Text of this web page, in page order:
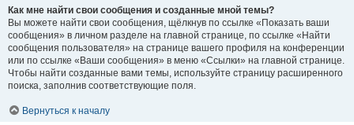
Как мне найти свои сообщения и созданные мной темы?
Вы можете найти свои сообщения, щёлкнув по ссылке «Показать ваши
сообщения» в личном разделе на главной странице, по ссылке «Найти
сообщения пользователя» на странице вашего профиля на конференции
или по ссылке «Ваши сообщения» в меню «Ссылки» на главной странице.
Чтобы найти созданные вами темы, используйте страницу расширенного
поиска, заполнив соответствующие поля.
Вернуться к началу